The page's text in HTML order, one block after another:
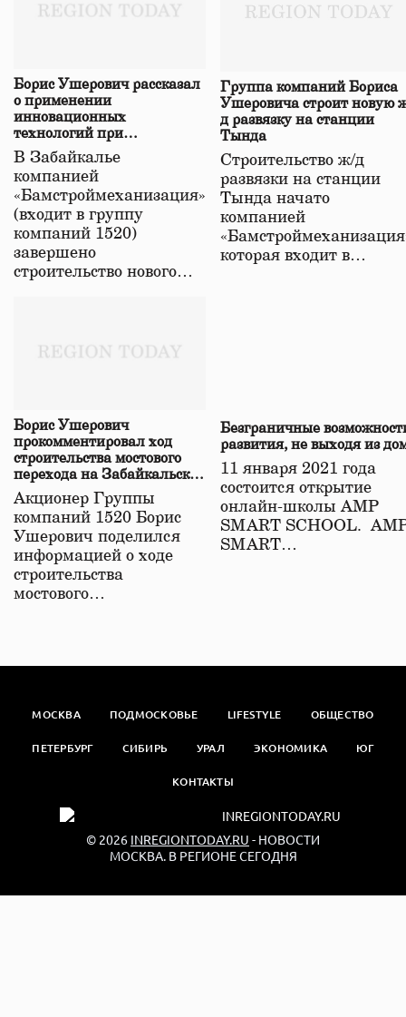
Борис Ушерович рассказал
о применении
инновационных
технологий при
строительстве нового моста
в Забайкалье
В Забайкалье
компанией
«Бамстроймеханизация»
(входит в группу
компаний 1520)
завершено
строительство нового…
Группа компаний Бориса
Ушеровича строит новую
д развязку на станции
Тында
Строительство ж/д
развязки на станции
Тында начато
компанией
которая входит в…
Борис Ушерович
прокомментировал ход
строительства мостового
перехода на Забайкальской
железной дороге
Акционер Группы
компаний 1520 Борис
Ушерович поделился
информацией о ходе
строительства
мостового…
Безграничные
развития, не выходя из
11 января 2021 года
состоится открытие
онлайн-школы АМР
SMART SCHOOL.
SMART…
МОСКВА ПОДМОСКОВЬЕ LIFESTYLE ОБЩЕСТВО
ПЕТЕРБУРГ СИБИРЬ УРАЛ ЭКОНОМИКА ЮГ
КОНТАКТЫ
© 2026 INREGIONTODAY.RU - НОВОСТИ
МОСКВА. В РЕГИОНЕ СЕГОДНЯ